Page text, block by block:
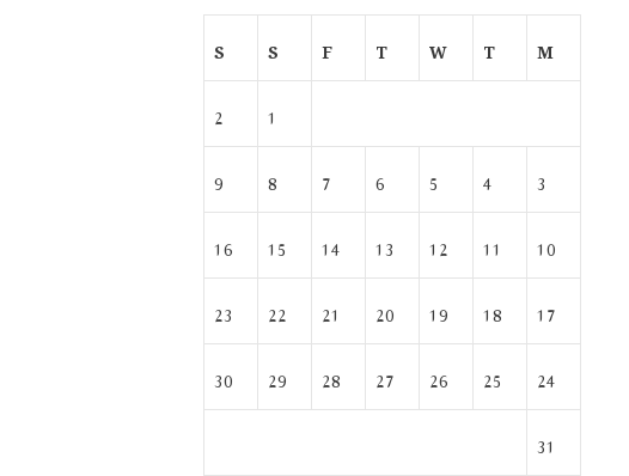
M
T
W
T
F
S
S
1
2
3
4
5
6
7
8
9
10
11
12
13
14
15
16
17
18
19
20
21
22
23
24
25
26
27
28
29
30
31